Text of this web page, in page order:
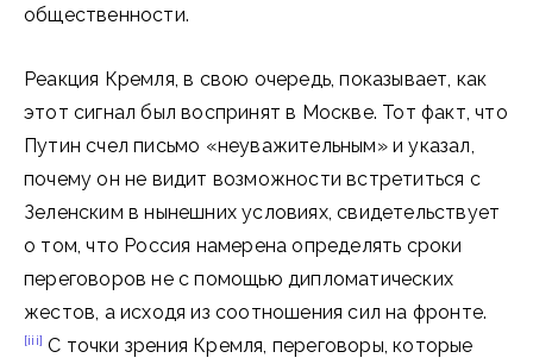
общественности.
Реакция Кремля, в свою очередь, показывает, как
этот сигнал был воспринят в Москве. Тот факт, что
Путин счел письмо «неуважительным» и указал,
почему он не видит возможности встретиться с
Зеленским в нынешних условиях, свидетельствует
о том, что Россия намерена определять сроки
переговоров не с помощью дипломатических
жестов, а исходя из соотношения сил на фронте.
[iii] С точки зрения Кремля, переговоры, которые